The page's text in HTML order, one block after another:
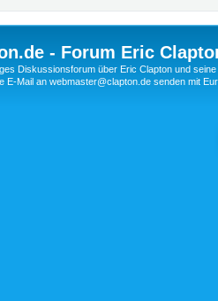
- Forum Eric
Diskussionsforum über Eric Clapton und
E-Mail an webmaster@clapton.de senden mit